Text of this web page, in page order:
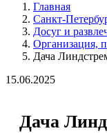
Главная
Санкт-
Досуг и
Организация,
Дача
15.06.2025
Дача